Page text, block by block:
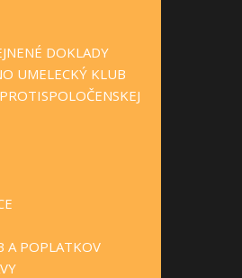
DOKLADY
UMELECKÝ KLUB
A POPLATKOV